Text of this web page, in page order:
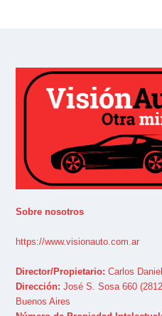
Sobre nosotros
https://www.visionauto.com.ar
Director/Propietario: Carlos
Dirección: José S. Sosa 660
Buenos Aires